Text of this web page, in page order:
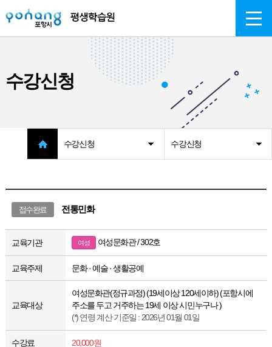
수강신청
수강신청 수강신청
접수완료 전통민화
교육기관 여성 여성문화관 / 302호
교육주제 문화 · 예술 · 생활공예
교육대상
여성문화관(정규과정) (19세이상 120세이하) (포항시에
주소를 두고 거주하는 19세 이상 시민누구나 )
(*) 연령 계산 기준일 : 2026년 01월 01일
수강료 20,000원